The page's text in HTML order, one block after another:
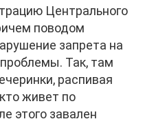
Центрального
поводом
запрета на
проблемы. Так, там
распивая
живет по
этого завален